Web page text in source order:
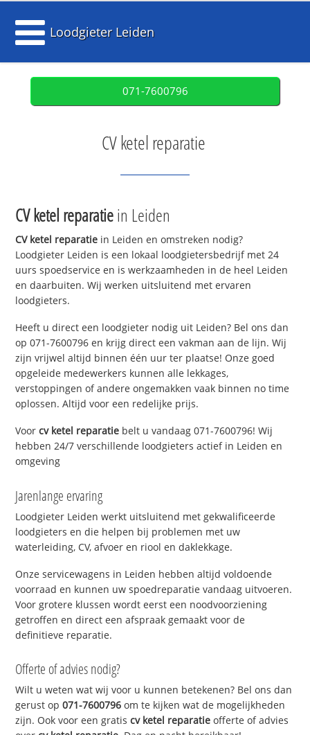
Loodgieter Leiden
071-7600796
CV ketel reparatie
CV ketel reparatiein Leiden
CV ketel reparatie in Leiden en omstreken nodig?
Loodgieter Leiden is een lokaal loodgietersbedrijf met 24
uurs spoedservice en is werkzaamheden in de heel Leiden
en daarbuiten. Wij werken uitsluitend met ervaren
loodgieters.
Heeft u direct een loodgieter nodig uit Leiden? Bel ons dan
op 071-7600796 en krijg direct een vakman aan de lijn. Wij
zijn vrijwel altijd binnen één uur ter plaatse! Onze goed
opgeleide medewerkers kunnen alle lekkages,
verstoppingen of andere ongemakken vaak binnen no time
oplossen. Altijd voor een redelijke prijs.
Voorcv ketel reparatie belt u vandaag 071-7600796! Wij
hebben 24/7 verschillende loodgieters actief in Leiden en
omgeving
Jarenlange ervaring
Loodgieter Leiden werkt uitsluitend met gekwalificeerde
loodgieters en die helpen bij problemen met uw
waterleiding, CV, afvoer en riool en daklekkage.
Onze servicewagens in Leiden hebben altijd voldoende
voorraad en kunnen uw spoedreparatie vandaag uitvoeren.
Voor grotere klussen wordt eerst een noodvoorziening
getroffen en direct een afspraak gemaakt voor de
definitieve reparatie.
Offerte of advies nodig?
Wilt u weten wat wij voor u kunnen betekenen? Bel ons dan
gerust op071-7600796 om te kijken wat de mogelijkheden
zijn. Ook voor een gratiscv ketel reparatie offerte of advies